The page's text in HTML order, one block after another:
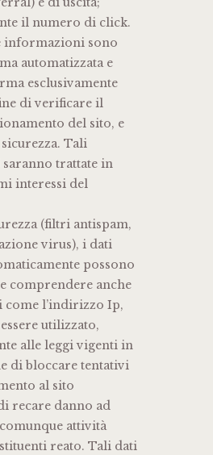
il numero di click.
informazioni sono
automatizzata e
esclusivamente
di verificare il
del sito, e
Tali
trattate in
interessi del
(filtri antispam,
virus), i dati
possono
comprendere anche
come l’indirizzo Ip,
utilizzato,
alle leggi vigenti in
di bloccare tentativi
al sito
recare danno ad
attività
reato. Tali dati